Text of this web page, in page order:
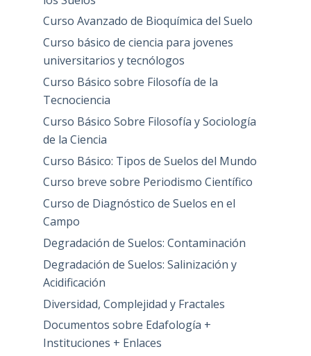
Curso Avanzado de Bioquímica del Suelo
Curso básico de ciencia para jovenes
universitarios y tecnólogos
Curso Básico sobre Filosofía de la
Tecnociencia
Curso Básico Sobre Filosofía y Sociología
de la Ciencia
Curso Básico: Tipos de Suelos del Mundo
Curso breve sobre Periodismo Científico
Curso de Diagnóstico de Suelos en el
Campo
Degradación de Suelos: Contaminación
Degradación de Suelos: Salinización y
Acidificación
Diversidad, Complejidad y Fractales
Documentos sobre Edafología +
Instituciones + Enlaces